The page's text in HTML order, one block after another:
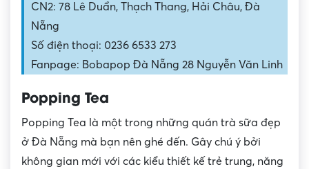
CN2: 78 Lê Duẩn, Thạch Thang, Hải Châu, Đà
Nẵng
Số điện thoại: 0236 6533 273
Fanpage: Bobapop Đà Nẵng 28 Nguyễn Văn Linh
Popping Tea
Popping Tea là một trong những quán trà sữa đẹp
ở Đà Nẵng mà bạn nên ghé đến. Gây chú ý bởi
không gian mới với các kiểu thiết kế trẻ trung, năng